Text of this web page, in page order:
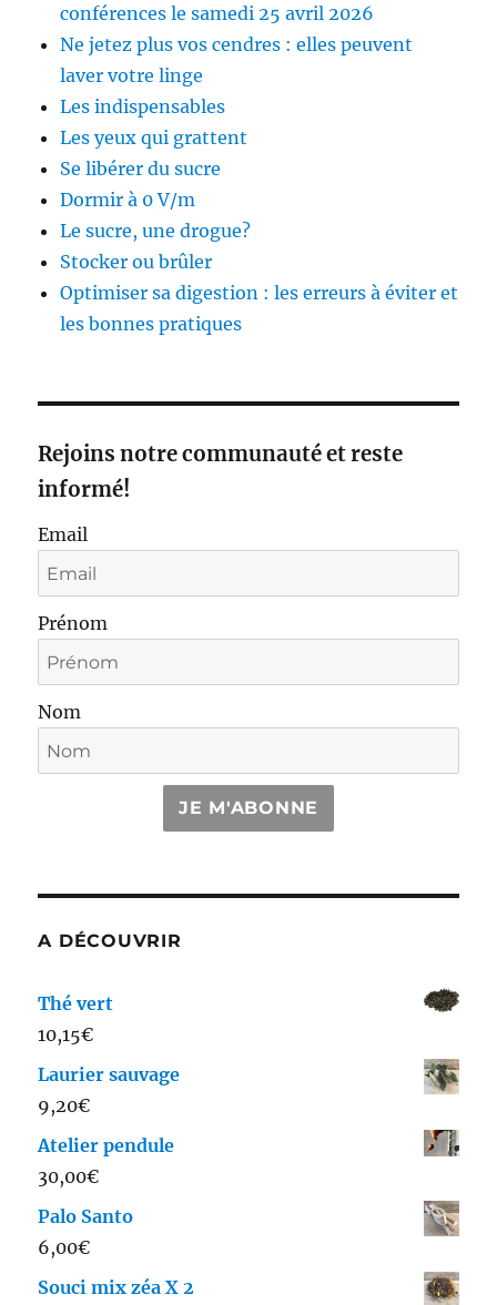
conférences le samedi 25 avril 2026
Ne jetez plus vos cendres : elles peuvent
laver votre linge
Les indispensables
Les yeux qui grattent
Se libérer du sucre
Dormir à 0 V/m
Le sucre, une drogue?
Stocker ou brûler
Optimiser sa digestion : les erreurs à éviter et
les bonnes pratiques
Rejoins notre communauté et reste
informé!
Email
Prénom
Nom
JE M'ABONNE
A DÉCOUVRIR
Thé vert
10,15€
Laurier sauvage
9,20€
Atelier pendule
30,00€
Palo Santo
6,00€
Souci mix zéa X 2